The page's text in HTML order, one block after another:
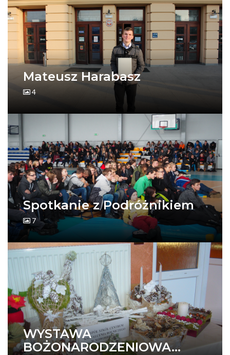
Mateusz Harabasz
4
Spotkanie z Podróżnikiem
7
WYSTAWA
BOŻONARODZENIOWA...